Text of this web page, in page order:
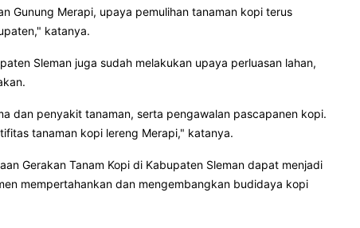
Gunung Merapi, upaya pemulihan tanaman kopi terus
katanya.
Sleman juga sudah melakukan upaya perluasan lahan,
dan penyakit tanaman, serta pengawalan pascapanen kopi.
tanaman kopi lereng Merapi," katanya.
Gerakan Tanam Kopi di Kabupaten Sleman dapat menjadi
mempertahankan dan mengembangkan budidaya kopi